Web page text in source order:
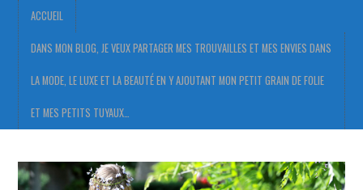
ACCUEIL
DANS MON BLOG, JE VEUX PARTAGER MES TROUVAILLES ET MES ENVIES DANS
LA MODE, LE LUXE ET LA BEAUTÉ EN Y AJOUTANT MON PETIT GRAIN DE FOLIE
ET MES PETITS TUYAUX…